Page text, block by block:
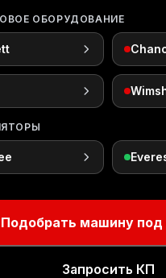
ОБОРУДОВАНИЕ
Подобрать машину под
Запросить КП